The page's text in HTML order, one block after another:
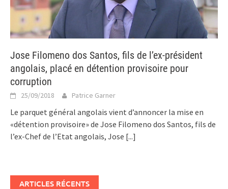
Jose Filomeno dos Santos, fils de l’ex-président
angolais, placé en détention provisoire pour
corruption
25/09/2018 Patrice Garner
Le parquet général angolais vient d’annoncer la mise en
«détention provisoire» de Jose Filomeno dos Santos, fils de
l’ex-Chef de l’Etat angolais, Jose [...]
ARTICLES RÉCENTS